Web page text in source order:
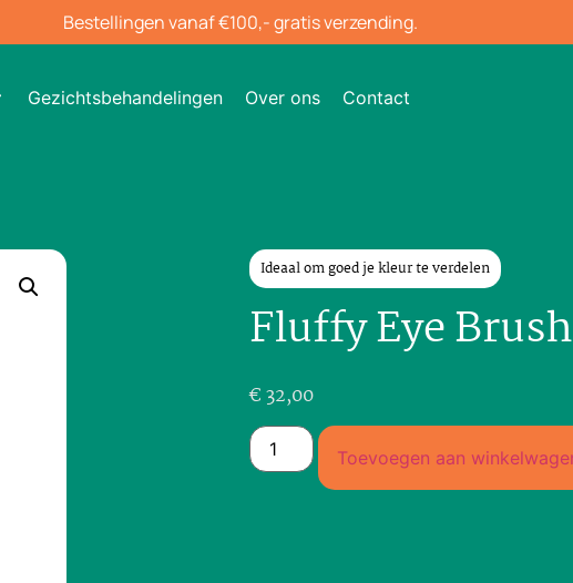
Bestellingen vanaf €100,- gratis verzending.
Gezichtsbehandelingen Over ons Contact
Ideaal om goed je kleur te verdelen
Fluffy Eye Brush
€32,00
Toevoegen aan